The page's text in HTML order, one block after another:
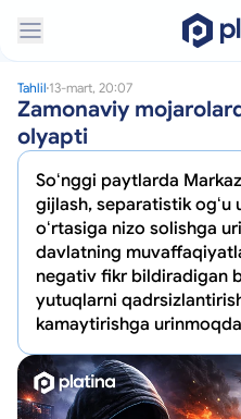
Tahlil 13-mart, 20:07
Zamonaviy
olyapti
Soʻnggi paytlarda
gijlash, separatistik ogʻu
oʻrtasiga nizo solishga
davlatning
negativ fikr bildiradigan
yutuqlarni
kamaytirishga